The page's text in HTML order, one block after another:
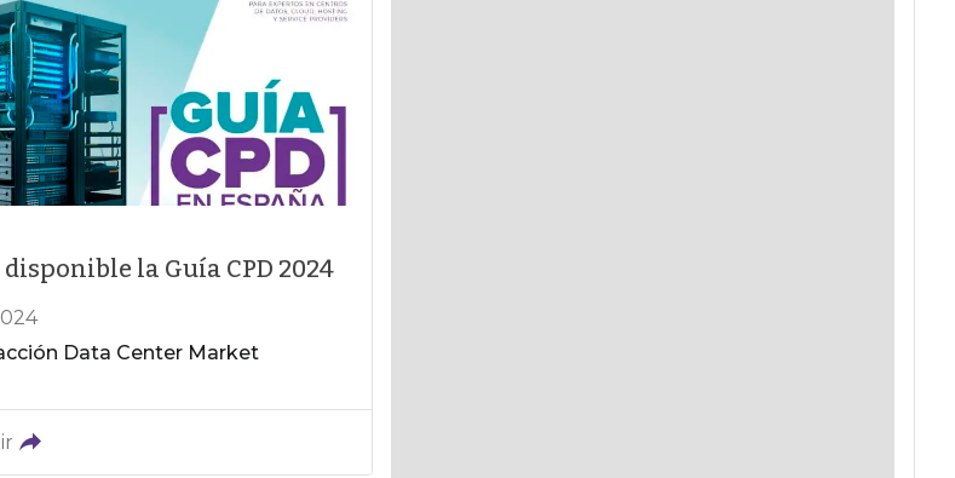
disponible la Guía CPD 2024
Data Center Market